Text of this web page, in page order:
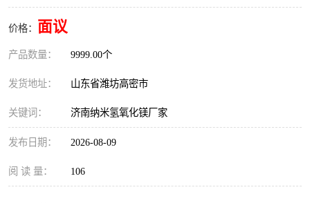
价格： 面议
产品数量： 9999.00个
发货地址： 山东省潍坊高密市
关键词： 济南纳米氢氧化镁厂家
发布日期： 2026-08-09
阅 读 量： 106